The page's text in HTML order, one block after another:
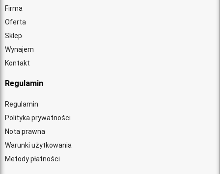
Firma
Oferta
Sklep
Wynajem
Kontakt
Regulamin
Regulamin
Polityka prywatności
Nota prawna
Warunki użytkowania
Metody płatności